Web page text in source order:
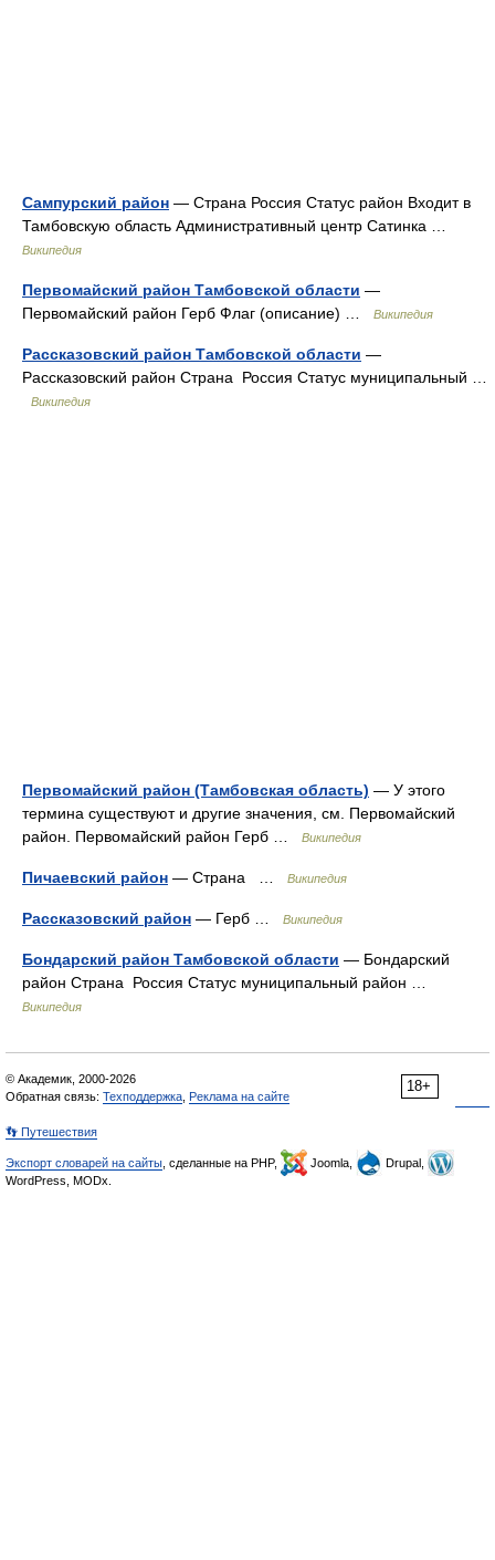
Сампурский район — Страна Россия Статус район Входит в
Тамбовскую область Административный центр Сатинка …
Википедия
Первомайский район Тамбовской области —
Первомайский район Герб Флаг (описание) …
Википедия
Рассказовский район Тамбовской области —
Рассказовский район Страна Россия Статус муниципальный …
Википедия
Первомайский район (Тамбовская область) — У этого
термина существуют и другие значения, см. Первомайский
район. Первомайский район Герб …
Википедия
Пичаевский район — Страна … Википедия
Рассказовский район — Герб … Википедия
Бондарский район Тамбовской области — Бондарский
район Страна Россия Статус муниципальный район …
Википедия
18+
© Академик, 2000-2026
Обратная связь: Техподдержка Реклама на сайте
👣 Путешествия
Экспорт словарей на сайты , сделанные на PHP, Joomla,
Drupal,
WordPress, MODx.